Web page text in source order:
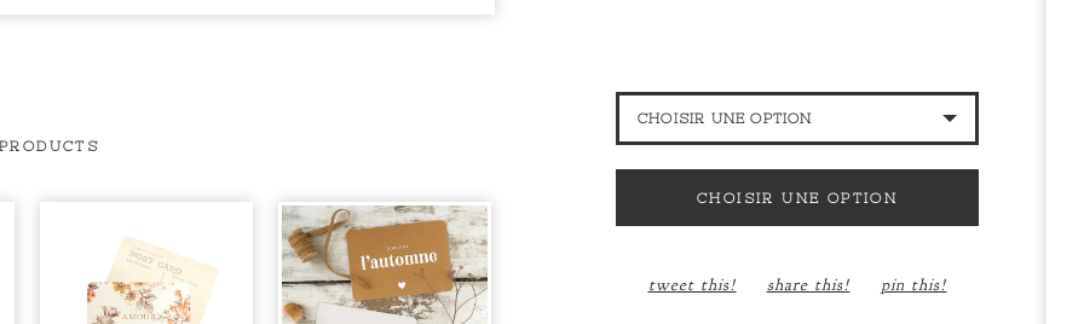
CHOISIR UNE OPTION
CHOISIR UNE OPTION
tweet this! share this! pin this!